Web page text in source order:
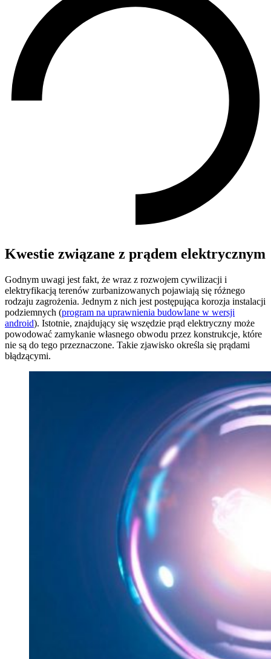
Kwestie związane z prądem elektrycznym
Godnym uwagi jest fakt, że wraz z rozwojem cywilizacji i
elektryfikacją terenów zurbanizowanych pojawiają się różnego
rodzaju zagrożenia. Jednym z nich jest postępująca korozja instalacji
podziemnych (program na uprawnienia budowlane w wersji
android). Istotnie, znajdujący się wszędzie prąd elektryczny może
powodować zamykanie własnego obwodu przez konstrukcje, które
nie są do tego przeznaczone. Takie zjawisko określa się prądami
błądzącymi.